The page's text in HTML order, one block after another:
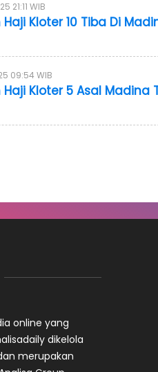
21:11 WIB
Kloter 10 Tiba Di
09:54 WIB
Kloter 5 Asal Madina
online yang
dikelola
merupakan